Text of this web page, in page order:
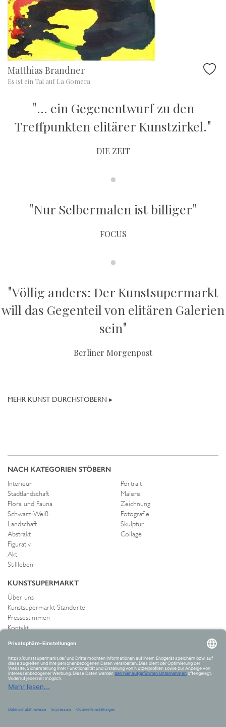
Matthias Brandner
Es ist ein Tal auf La Gomera
"... ein Gegenentwurf zu den
Treffpunkten elitärer Kunstzirkel."
DIE ZEIT
"Nur Selbermalen ist billiger"
FOCUS
"Völlig anders: Der Kunstsupermarkt
will das Gegenteil von elitären Galerien
sein"
Berliner Morgenpost
MEHR KUNST DURCHSTÖBERN ▸
NACH KATEGORIEN STÖBERN
Interieur
Stadtlandschaft
Flora und Fauna
Schwarz-Weiß
Landschaft
Abstrakt
Figurativ
Akt
Stillleben
Portrait
Malerei
Zeichnung
Fotografie
Skulptur
Collage
KUNSTSUPERMARKT
Über uns
Kunstsupermarkt Standorte
Pressestimmen
Kontakt
IMPRESSUM UND AGB
Allgemeine Geschäftsbedingungen
Widerrufsrecht
Datenschutzerklärung
Allgemeine Geschäftsbedingungen
Versand und Zahlung